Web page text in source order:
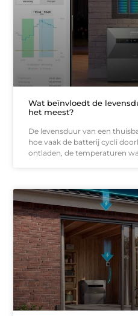
Wat beïnvloedt de
het meest?
De levensduur van een
hoe vaak de batterij cycli
ontladen, de temperaturen